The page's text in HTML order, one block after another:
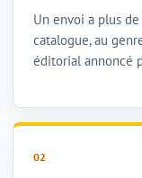
Un envoi a plus
catalogue, au
éditorial annoncé